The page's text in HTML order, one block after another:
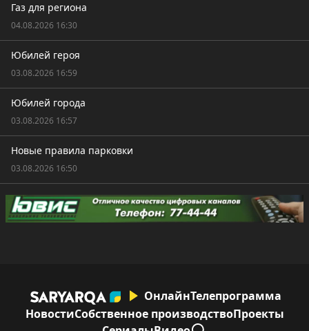
Газ для региона
04.08.2026 16:30
Юбилей героя
03.08.2026 16:59
Юбилей города
03.08.2026 16:57
Новые правила парковки
03.08.2026 16:50
ОнлайнТелепрограмма
НовостиСобственное производствоПроекты